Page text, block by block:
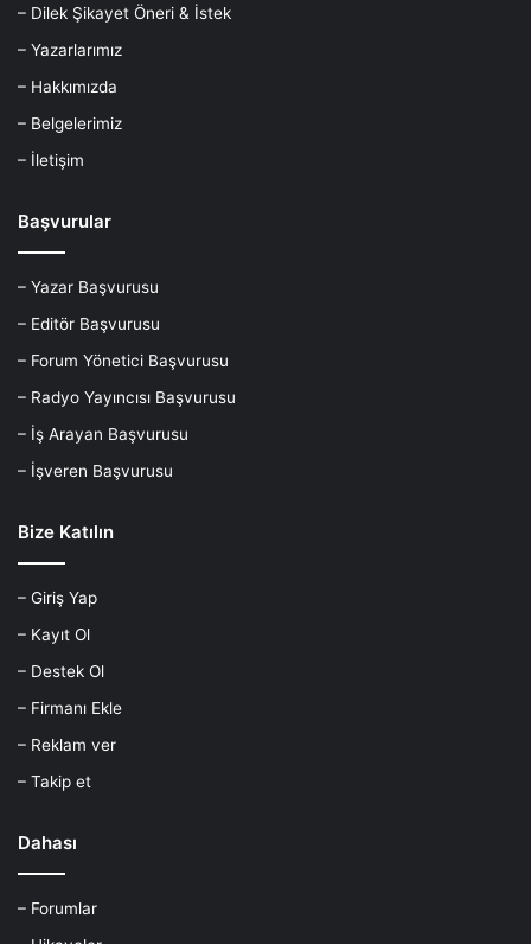
– Dilek Şikayet Öneri & İstek
– Yazarlarımız
– Hakkımızda
– Belgelerimiz
– İletişim
Başvurular
– Yazar Başvurusu
– Editör Başvurusu
– Forum Yönetici Başvurusu
– Radyo Yayıncısı Başvurusu
– İş Arayan Başvurusu
– İşveren Başvurusu
Bize Katılın
– Giriş Yap
– Kayıt Ol
– Destek Ol
– Firmanı Ekle
– Reklam ver
– Takip et
Dahası
– Forumlar